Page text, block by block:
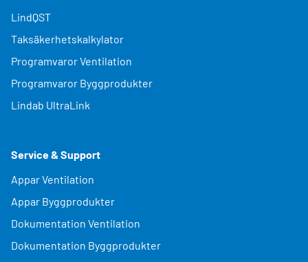
LindQST
Taksäkerhetskalkylator
Programvaror Ventilation
Programvaror Byggprodukter
Lindab UltraLink
Service & Support
Appar Ventilation
Appar Byggprodukter
Dokumentation Ventilation
Dokumentation Byggprodukter